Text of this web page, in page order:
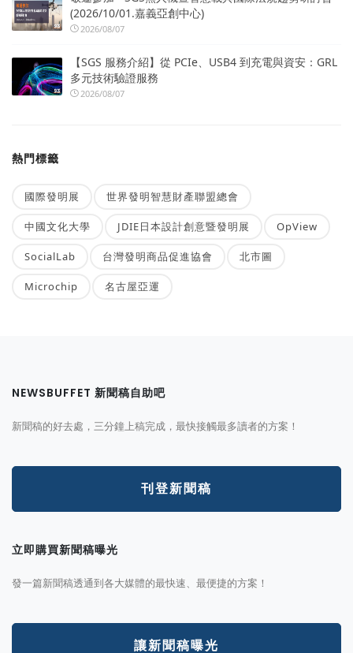
(2026/10/01.嘉義亞創中心)
2026/08/07
【SGS 服務介紹】從 PCIe、USB4 到充電與資安：GRL
多元技術驗證服務
2026/08/07
熱門標籤
國際發明展 世界發明智慧財產聯盟總會
中國文化大學 JDIE日本設計創意暨發明展 OpView
SocialLab 台灣發明商品促進協會 北市圖
Microchip 名古屋亞運
NEWSBUFFET 新聞稿自助吧
新聞稿的好去處，三分鐘上稿完成，最快接觸最多讀者的方案！
刊登新聞稿
立即購買新聞稿曝光
發一篇新聞稿透通到各大媒體的最快速、最便捷的方案！
讓新聞稿曝光